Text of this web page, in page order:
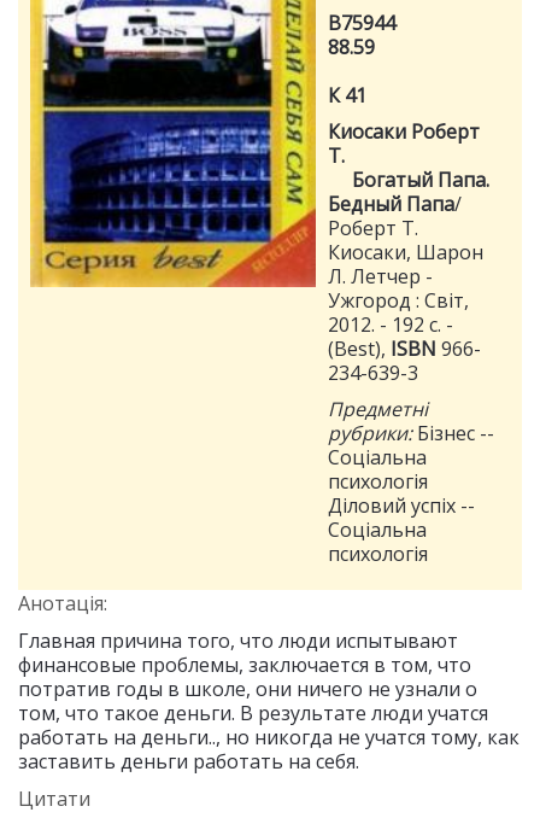
В75944
88.59
К 41
Киосаки Роберт
Т.
Богатый Папа.
Бедный Папа/
Роберт Т.
Киосаки, Шарон
Л. Летчер -
Ужгород : Світ,
2012. - 192 с. -
(Best), ISBN 966-
234-639-3
Предметні
рубрики:Бізнес --
Соціальна
психологія
Діловий успіх --
Соціальна
психологія
Анотація:
Главная причина того, что люди испытывают
финансовые проблемы, заключается в том, что
потратив годы в школе, они ничего не узнали о
том, что такое деньги. В результате люди учатся
работать на деньги.., но никогда не учатся тому, как
заставить деньги работать на себя.
Цитати